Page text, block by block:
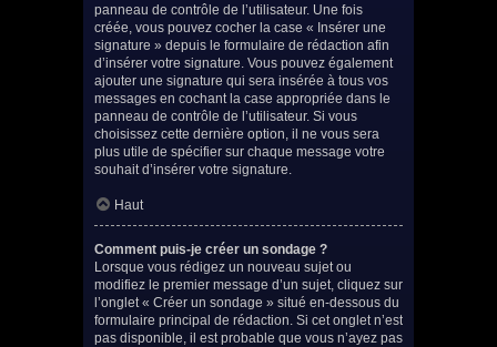
panneau de contrôle de l’utilisateur. Une fois
créée, vous pouvez cocher la case « Insérer une
signature » depuis le formulaire de rédaction afin
d’insérer votre signature. Vous pouvez également
ajouter une signature qui sera insérée à tous vos
messages en cochant la case appropriée dans le
panneau de contrôle de l’utilisateur. Si vous
choisissez cette dernière option, il ne vous sera
plus utile de spécifier sur chaque message votre
souhait d’insérer votre signature.
Haut
Comment puis-je créer un sondage ?
Lorsque vous rédigez un nouveau sujet ou
modifiez le premier message d’un sujet, cliquez sur
l’onglet « Créer un sondage » situé en-dessous du
formulaire principal de rédaction. Si cet onglet n’est
pas disponible, il est probable que vous n’ayez pas